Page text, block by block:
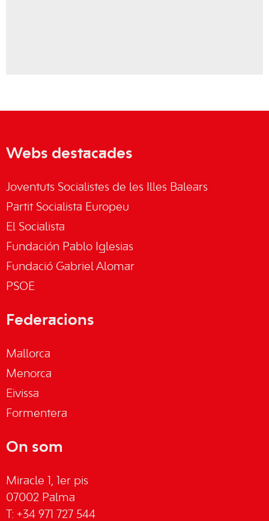
Webs destacades
Joventuts Socialistes de les Illes Balears
Partit Socialista Europeu
El Socialista
Fundación Pablo Iglesias
Fundació Gabriel Alomar
PSOE
Federacions
Mallorca
Menorca
Eivissa
Formentera
On som
Miracle 1, 1er pis
07002 Palma
T: +34 971 727 544